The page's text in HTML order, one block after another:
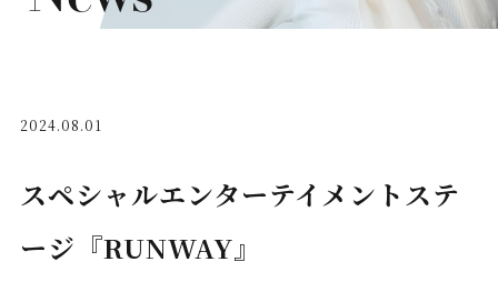
2024.08.01
スペシャルエンターテイメントステ
ージ『RUNWAY』